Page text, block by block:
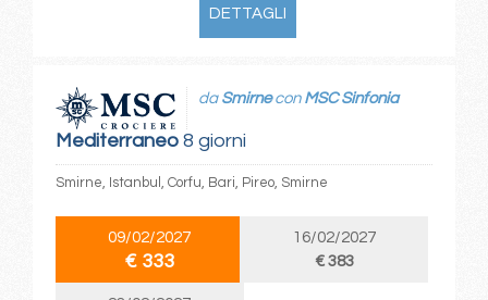
DETTAGLI
Mediterraneo8 giorni
da Smirnecon MSC Sinfonia
Smirne, Istanbul, Corfu, Bari, Pireo, Smirne
09/02/2027
€ 333
16/02/2027
€ 383